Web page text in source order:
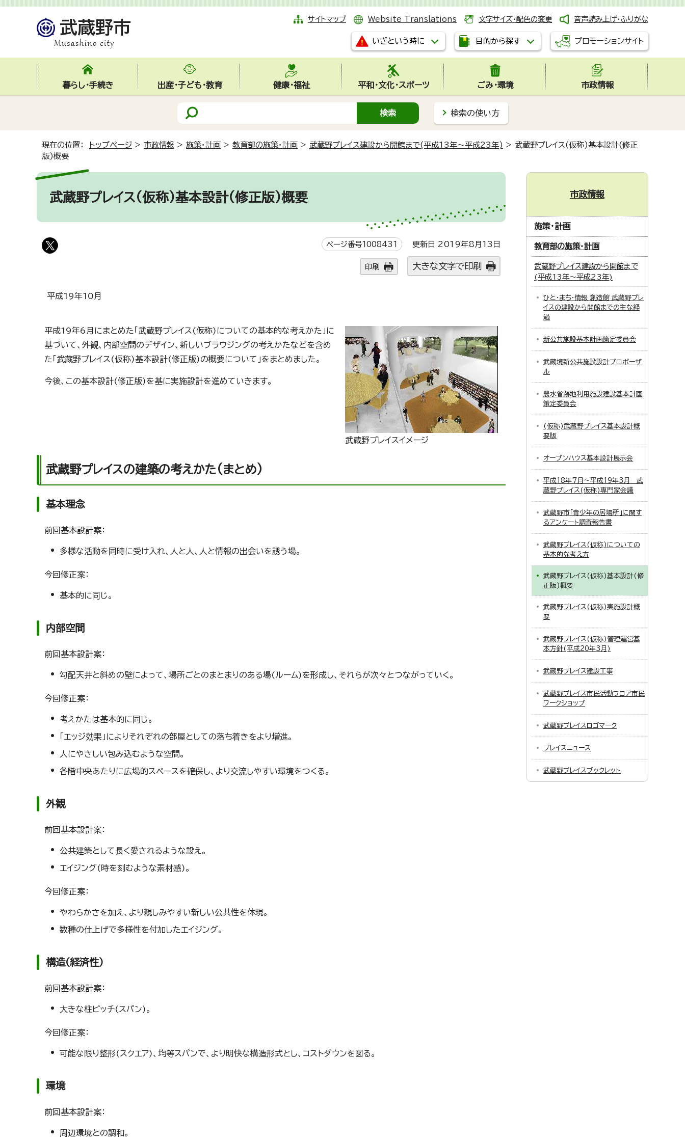
サイトマップ Website Translations 文字サイズ・配色の変更 音声読み上げ・ふりがな
いざという時に 目的から探す プロモーションサイト
暮らし・手続き 出産・子ども・教育 健康・福祉 平和・文化・スポーツ ごみ・環境 市政情報
検索の使い方
現在の位置： トップページ > 市政情報 > 施策・計画 > 教育部の施策・計画 > 武蔵野プレイス建設から開館まで(平成13年～平成23年) > 武蔵野プレイス(仮称)基本設計(修正
版)概要
武蔵野プレイス(仮称)基本設計(修正版)概要
ページ番号1008431 更新日 2019年8月13日
印刷 大きな文字で印刷
平成19年10月
武蔵野プレイスイメージ
平成19年6月にまとめた「武蔵野プレイス(仮称)についての基本的な考えかた」に
基づいて、外観、内部空間のデザイン、新しいブラウジングの考えかたなどを含め
た「武蔵野プレイス(仮称)基本設計(修正版)の概要について」をまとめました。
今後、この基本設計(修正版)を基に実施設計を進めていきます。
武蔵野プレイスの建築の考えかた(まとめ)
基本理念
前回基本設計案：
多様な活動を同時に受け入れ、人と人、人と情報の出会いを誘う場。
今回修正案：
基本的に同じ。
内部空間
前回基本設計案：
勾配天井と斜めの壁によって、場所ごとのまとまりのある場(ルーム)を形成し、それらが次々とつながっていく。
今回修正案：
考えかたは基本的に同じ。
「エッジ効果」によりそれぞれの部屋としての落ち着きをより増進。
人にやさしい包み込むような空間。
各階中央あたりに広場的スペースを確保し、より交流しやすい環境をつくる。
外観
前回基本設計案：
公共建築として長く愛されるような設え。
エイジング(時を刻むような素材感)。
今回修正案：
やわらかさを加え、より親しみやすい新しい公共性を体現。
数種の仕上げで多様性を付加したエイジング。
構造(経済性)
前回基本設計案：
大きな柱ピッチ(スパン)。
今回修正案：
可能な限り整形(スクエア)、均等スパンで、より明快な構造形式とし、コストダウンを図る。
環境
前回基本設計案：
周辺環境との調和。
市政情報
施策・計画
教育部の施策・計画
武蔵野プレイス建設から開館まで
(平成13年～平成23年)
ひと・まち・情報 創造館 武蔵野プレ
イスの建設から開館までの主な経
過
新公共施設基本計画策定委員会
武蔵境新公共施設設計プロポーザ
ル
農水省跡地利用施設建設基本計画
策定委員会
(仮称)武蔵野プレイス基本設計概
要版
オープンハウス基本設計展示会
平成18年7月～平成19年3月 武
蔵野プレイス(仮称)専門家会議
武蔵野市「青少年の居場所」に関す
るアンケート調査報告書
武蔵野プレイス(仮称)についての
基本的な考え方
武蔵野プレイス(仮称)基本設計(修
正版)概要
武蔵野プレイス(仮称)実施設計概
要
武蔵野プレイス(仮称)管理運営基
本方針(平成20年3月)
武蔵野プレイス建設工事
武蔵野プレイス市民活動フロア市民
ワークショップ
武蔵野プレイスロゴマーク
プレイスニュース
武蔵野プレイスブックレット